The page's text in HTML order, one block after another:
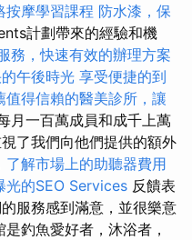
按摩學習課程 防水漆，保
計劃帶來的經驗和機
務，快速有效的辦理方案
午後時光 享受便捷的到
值得信賴的醫美診所，讓
月一百萬成員和成千上萬
了我們向他們提供的額外
了解市場上的助聽器費用
光的SEO Services 反饋表
服務感到滿意，並很樂意
釣魚愛好者，沐浴者，